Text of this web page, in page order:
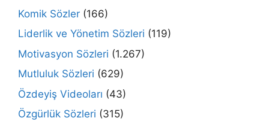
Komik Sözler (166)
Liderlik ve Yönetim Sözleri (119)
Motivasyon Sözleri (1.267)
Mutluluk Sözleri (629)
Özdeyiş Videoları (43)
Özgürlük Sözleri (315)